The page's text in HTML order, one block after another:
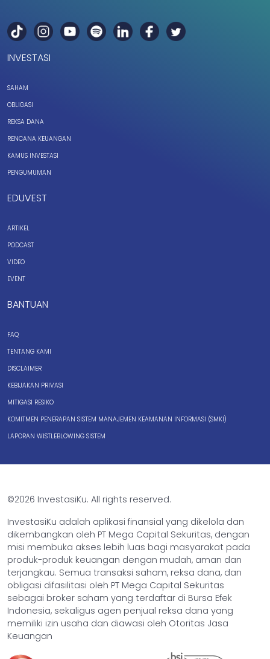
INVESTASI
SAHAM
OBLIGASI
REKSA DANA
RENCANA KEUANGAN
KAMUS INVESTASI
PENGUMUMAN
EDUVEST
ARTIKEL
PODCAST
VIDEO
EVENT
BANTUAN
FAQ
TENTANG KAMI
DISCLAIMER
KEBIJAKAN PRIVASI
MITIGASI RESIKO
KOMITMEN PENERAPAN SISTEM MANAJEMEN KEAMANAN INFORMASI (SMKI)
LAPORAN WISTLEBLOWING SISTEM
©2026 InvestasiKu. All rights reserved.
InvestasiKu adalah aplikasi finansial yang dikelola dan
dikembangkan oleh PT Mega Capital Sekuritas, dengan
misi membuka akses lebih luas bagi masyarakat pada
produk-produk keuangan dengan mudah, aman dan
terjangkau. Semua transaksi saham, reksa dana, dan
obligasi difasilitasi oleh PT Mega Capital Sekuritas
sebagai broker saham yang terdaftar di Bursa Efek
Indonesia, sekaligus agen penjual reksa dana yang
memiliki izin usaha dan diawasi oleh Otoritas Jasa
Keuangan